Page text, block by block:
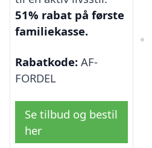
51% rabat på første
familiekasse.
Rabatkode: AF-
FORDEL
Se tilbud og bestil
her